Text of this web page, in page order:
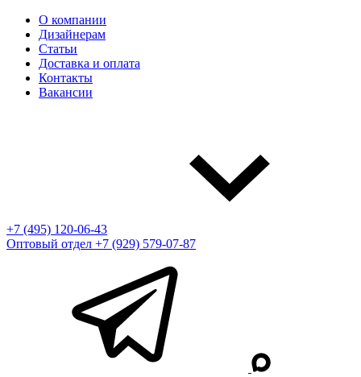
О компании
Дизайнерам
Статьи
Доставка и оплата
Контакты
Вакансии
+7 (495) 120-06-43
Оптовый отдел +7 (929) 579-07-87